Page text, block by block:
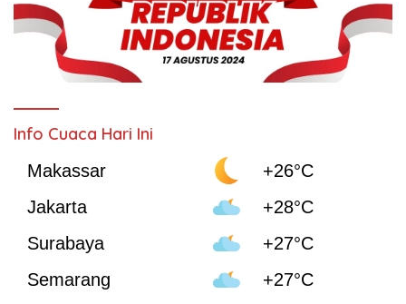
Info Cuaca Hari Ini
Makassar
+26°C
Jakarta
+28°C
Surabaya
+27°C
Semarang
+27°C